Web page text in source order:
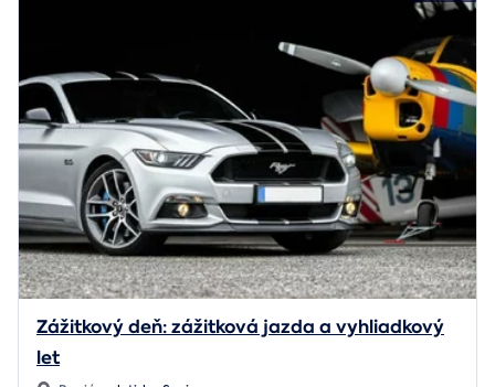
Zážitkový deň: zážitková jazda a vyhliadkový
let